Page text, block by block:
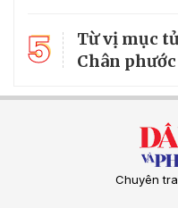
5
Từ vị mục
Chân
Chuyên